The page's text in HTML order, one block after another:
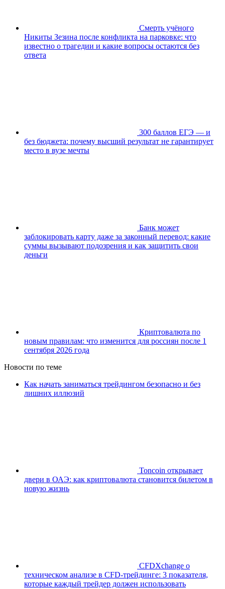
Смерть учёного
Никиты Зезина после конфликта на парковке: что
известно о трагедии и какие вопросы остаются без
ответа
300 баллов ЕГЭ — и
без бюджета: почему высший результат не гарантирует
место в вузе мечты
Банк может
заблокировать карту даже за законный перевод: какие
суммы вызывают подозрения и как защитить свои
деньги
Криптовалюта по
новым правилам: что изменится для россиян после 1
сентября 2026 года
Новости по теме
Как начать заниматься трейдингом безопасно и без
лишних иллюзий
Toncoin открывает
двери в ОАЭ: как криптовалюта становится билетом в
новую жизнь
CFDXchange о
техническом анализе в CFD-трейдинге: 3 показателя,
которые каждый трейдер должен использовать